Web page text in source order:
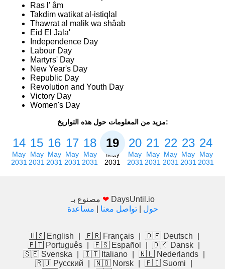
Ras l' âm
Takdim watikat al-istiqlal
Thawrat al malik wa shâab
Eid El Jala'
Independence Day
Labour Day
Martyrs' Day
New Year's Day
Republic Day
Revolution and Youth Day
Victory Day
Women's Day
مزيد من المعلومات حول هذه التواريخ:
14
May
2031
15
May
2031
16
May
2031
17
May
2031
18
May
2031
19
May
2031
20
May
2031
21
May
2031
22
May
2031
23
May
2031
24
May
2031
❤ DaysUntil.io
حول |تواصل معنا مساعدة
🇺🇸 English 🇫🇷 Français 🇩🇪 Deutsch
🇵🇹 Português
🇪🇸 Español 🇩🇰 Dansk
🇸🇪 Svenska
🇮🇹 Italiano 🇳🇱 Nederlands
🇷🇺 Русский
🇳🇴 Norsk 🇫🇮 Suomi